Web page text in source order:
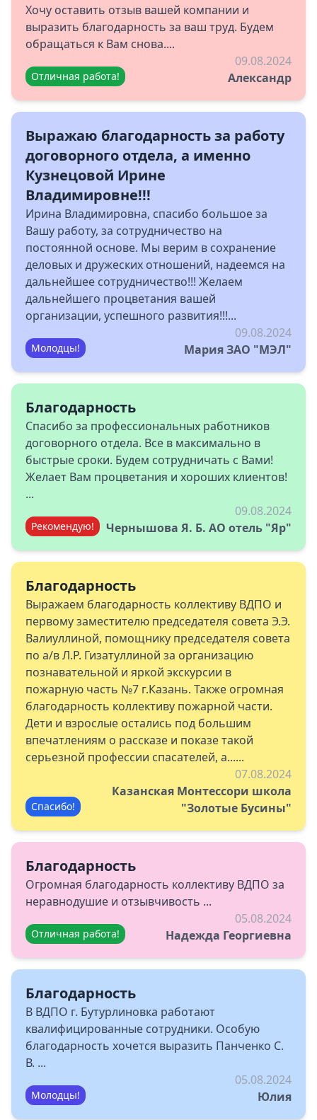
Хочу оставить отзыв вашей компании и
выразить благодарность за ваш труд. Будем
обращаться к Вам снова....
Отличная работа!
09.08.2024
Александр
Выражаю благодарность за работу
договорного отдела, а именно
Кузнецовой Ирине
Владимировне!!!
Ирина Владимировна, спасибо большое за
Вашу работу, за сотрудничество на
постоянной основе. Мы верим в сохранение
деловых и дружеских отношений, надеемся на
дальнейшее сотрудничество!!! Желаем
дальнейшего процветания вашей
организации, успешного развития!!!...
Молодцы!
09.08.2024
Мария ЗАО "МЭЛ"
Благодарность
Спасибо за профессиональных работников
договорного отдела. Все в максимально в
быстрые сроки. Будем сотрудничать с Вами!
Желает Вам процветания и хороших клиентов!
...
Рекомендую!
09.08.2024
Чернышова Я. Б. АО отель "Яр"
Благодарность
Выражаем благодарность коллективу ВДПО и
первому заместителю председателя совета Э.Э.
Валиуллиной, помощнику председателя совета
по а/в Л.Р. Гизатуллиной за организацию
познавательной и яркой экскурсии в
пожарную часть №7 г.Казань. Также огромная
благодарность коллективу пожарной части.
Дети и взрослые остались под большим
впечатлениям о рассказе и показе такой
серьезной профессии спасателей, а......
Спасибо!
07.08.2024
Казанская Монтессори школа
"Золотые Бусины"
Благодарность
Огромная благодарность коллективу ВДПО за
неравнодушие и отзывчивость ...
Отличная работа!
05.08.2024
Надежда Георгиевна
Благодарность
В ВДПО г. Бутурлиновка работают
квалифицированные сотрудники. Особую
благодарность хочется выразить Панченко С.
В. ...
Молодцы!
05.08.2024
Юлия